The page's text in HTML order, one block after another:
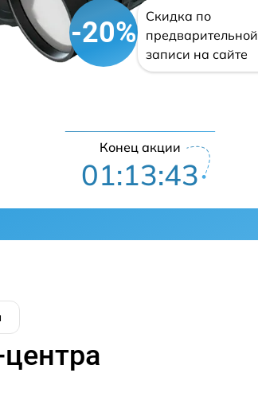
-20%
Скидка по
предварительной
записи на сайте
Конец акции
01:13:43